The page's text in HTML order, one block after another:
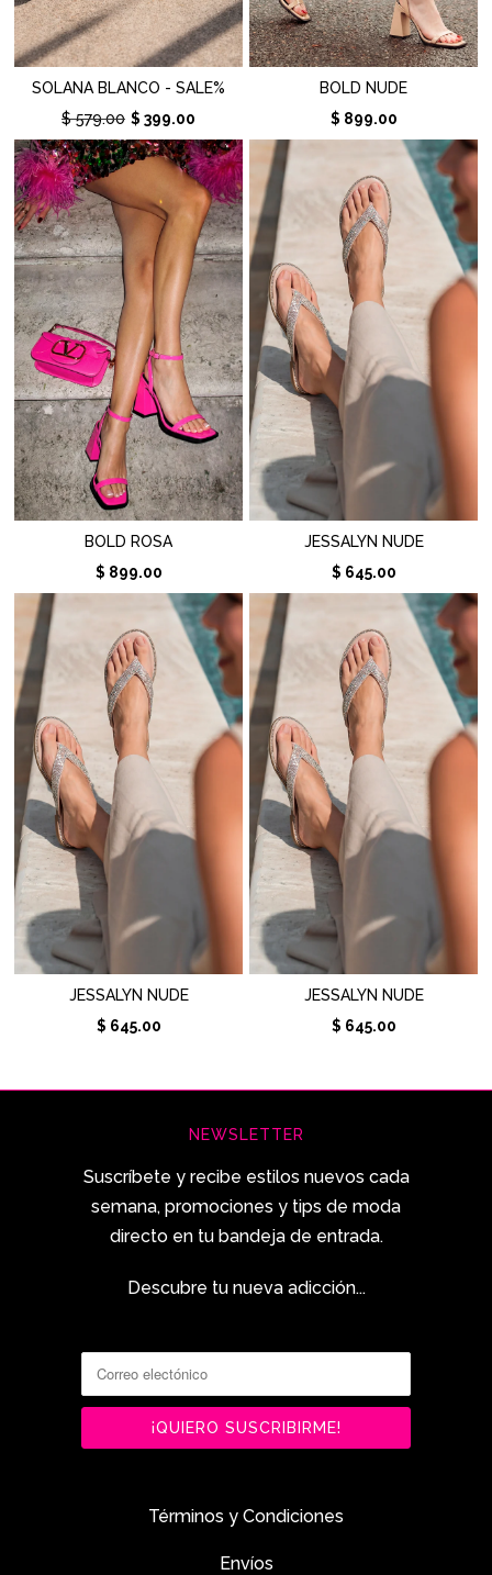
SOLANA BLANCO - SALE%
$ 579.00 $ 399.00
BOLD NUDE
$ 899.00
BOLD ROSA
$ 899.00
JESSALYN NUDE
$ 645.00
JESSALYN NUDE
$ 645.00
JESSALYN NUDE
$ 645.00
NEWSLETTER
Suscríbete y recibe estilos nuevos cada
semana, promociones y tips de moda
directo en tu bandeja de entrada.
Descubre tu nueva adicción...
Términos y Condiciones
Envíos